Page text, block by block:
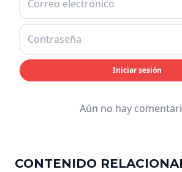
Iniciar sesión
Aún no hay
CONTENIDO